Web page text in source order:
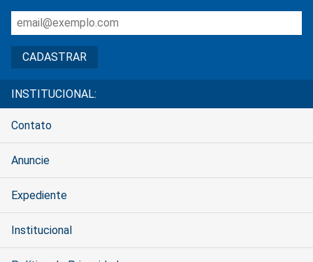
INSTITUCIONAL:
Contato
Anuncie
Expediente
Institucional